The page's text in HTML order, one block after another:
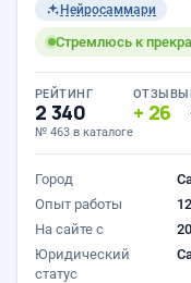
Нейросаммари
Стремлюсь к
РЕЙТИНГ
2 340
№ 463 в каталоге
ОТЗЫВЫ
26
Город
Опыт работы
На сайте с
Юридический
статус